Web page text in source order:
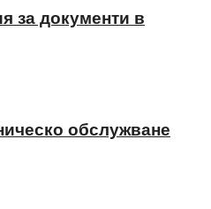
за документи в
обслужване